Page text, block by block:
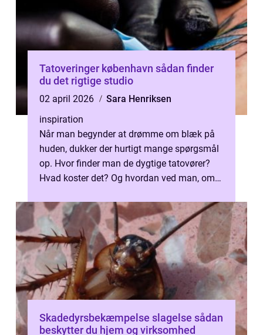
Tatoveringer københavn sådan finder
du det rigtige studio
02 april 2026
Sara Henriksen
inspiration
Når man begynder at drømme om blæk på
huden, dukker der hurtigt mange spørgsmål
op. Hvor finder man de dygtige tatovører?
Hvad koster det? Og hvordan ved man, om
Skadedyrsbekæmpelse slagelse sådan
beskytter du hjem og virksomhed